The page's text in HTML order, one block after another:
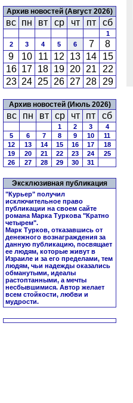
Архив новостей (Август 2026)
вс пн вт ср чт пт сб
1
2
3 4 5 6 7
8
9
10 11 12 13 14
15
16 17 18 19 20 21
22
23 24 25 26 27 28 29
Архив новостей (Июль 2026)
вс пн вт ср чт пт сб
1 2 3
4
5
6 7 8 9 10
11
12
13 14 15 16 17
18
19
20 21 22 23 24
25
26
27 28 29 30 31
Эксклюзивная публикация
"Курьер" получил
исключительное право
публикации на своем сайте
романа Марка Туркова "Кратно
четырем".
Марк Турков, отказавшись от
денежного вознаграждения за
данную публикацию, посвящает
ее людям, которые живут в
Израиле и за его пределами, тем
людям, чьи надежды оказались
обманутыми, идеалы
растоптанными, а мечты
несбывшимися. Автор желает
всем стойкости, любви и
мудрости.